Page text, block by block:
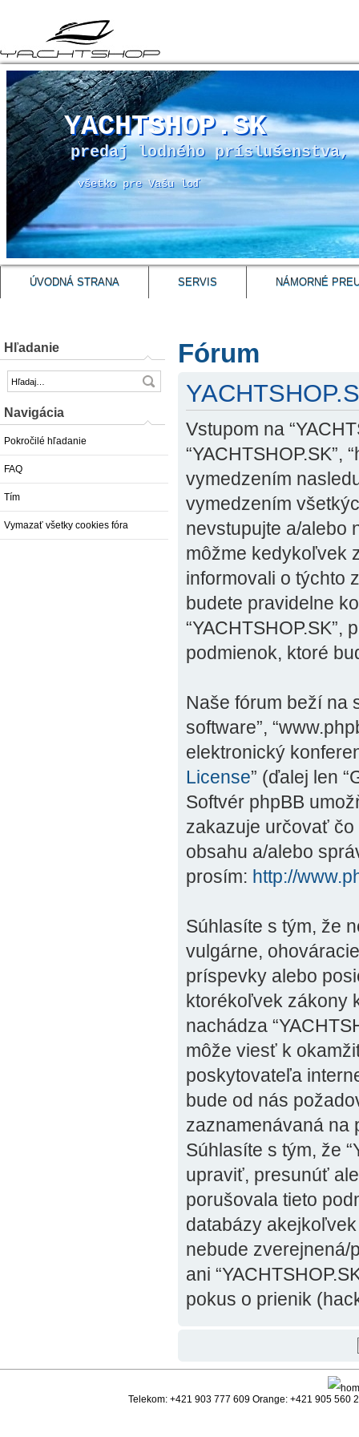
YACHTSHOP.SK
predaj lodného príslušenstva,
všetko pre Vašu loď
ÚVODNÁ STRANA SERVIS NÁMORNÉ
Hľadanie
Navigácia
Pokročilé hľadanie
FAQ
Tím
Vymazať všetky cookies fóra
Fórum
Vstupom na
“YACHTSHOP.SK”,
vymedzením
vymedzením
nevstupujte a/alebo
môžme kedykoľvek
informovali o týchto
budete pravidelne
podmienok, ktoré
Naše fórum beží na
software”,
elektronický
License” (ďalej len
Softvér phpBB
zakazuje určovať
obsahu a/alebo
prosím: http://
Súhlasíte s tým, že
vulgárne,
príspevky alebo
ktorékoľvek zákony
nachádza
môže viesť k
poskytovateľa
bude od nás
zaznamenávaná na
Súhlasíte s tým, že
upraviť, presunúť
porušovala tieto
databázy
nebude zverejnená/
ani
pokus o prienik
Telekom: +421 903 777 609 Orange: +421 905 560